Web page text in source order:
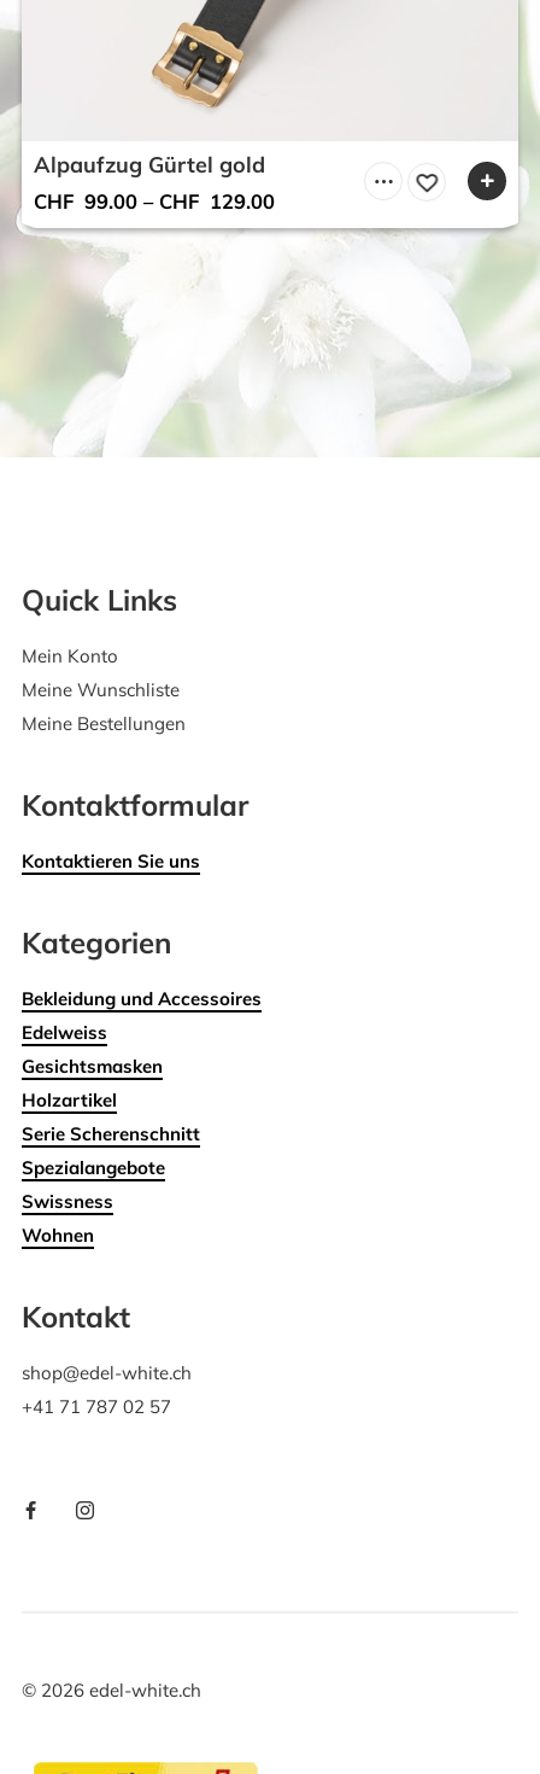
Alpaufzug Gürtel gold
CHF 99.00 – CHF 129.00
Quick Links
Mein Konto
Meine Wunschliste
Meine Bestellungen
Kontaktformular
Kontaktieren Sie uns
Kategorien
Bekleidung und Accessoires
Edelweiss
Gesichtsmasken
Holzartikel
Serie Scherenschnitt
Spezialangebote
Swissness
Wohnen
Kontakt
shop@edel-white.ch
+41 71 787 02 57
© 2026edel-white.ch